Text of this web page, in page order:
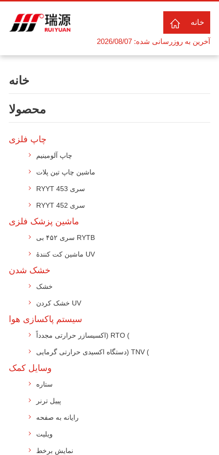
خانه
آخرین به روزرسانی شده: 2026/08/07
خانه
محصولا
چاپ فلزی
چاپ آلومینیم
ماشین چاپ تین پلات
RYYT 453 سری
RYYT 452 سری
ماشین پزشک فلزی
سری ۴۵۲ بی RYTB
ماشین کت کنندۀ UV
خشک شدن
خشک
خشک کردن UV
سیستم پاکسازی هوا
اکسیسازر حرارتی مجدداً) RTO (
دستگاه اکسیدی حرارتی گرمایی) TNV (
وسایل کمک
ستاره
پییل ترنر
رایانه به صفحه
ویلیت
نمایش برخط